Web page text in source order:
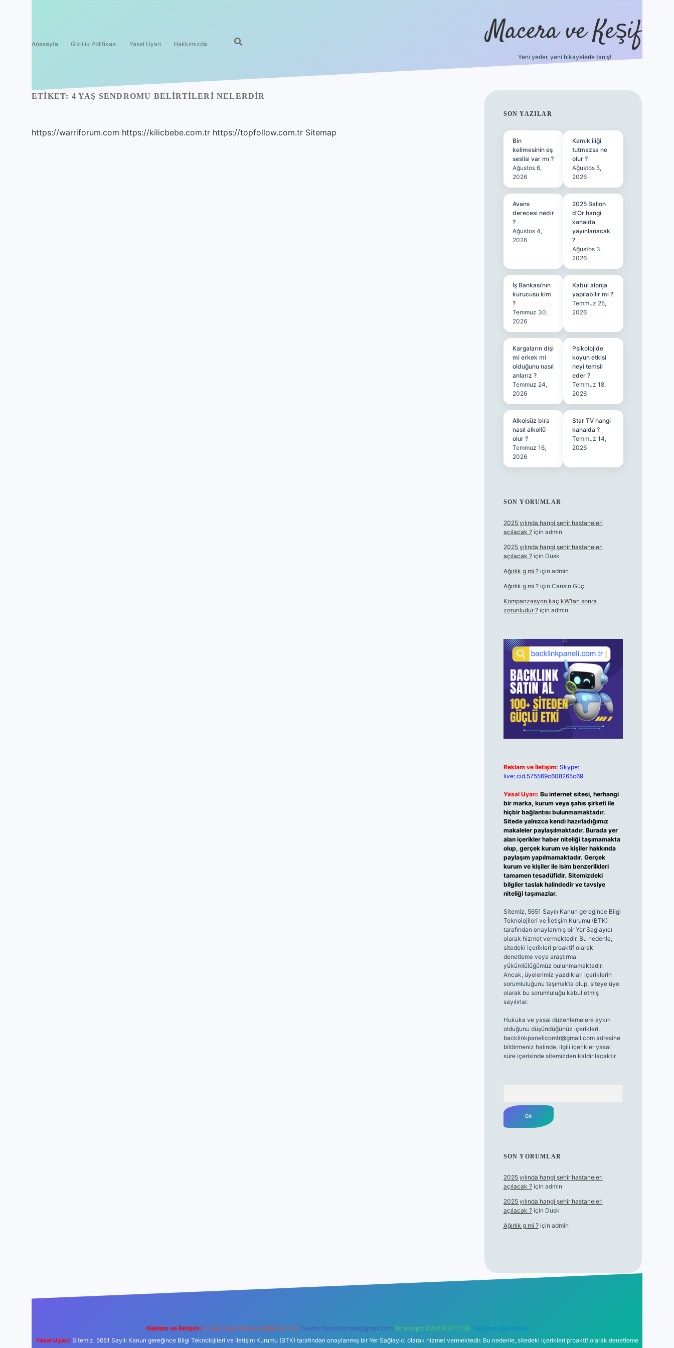
Anasayfa Gizlilik Politikası Yasal Uyarı Hakkımızda Macera ve Keşif
Yeni yerler, yeni hikayelerle tanış!
ETIKET: 4 YAŞ SENDROMU BELIRTILERI NELERDIR
https://warriforum.com https://kilicbebe.com.tr https://topfollow.com.tr Sitemap
SIDEBAR
SON YAZILAR
Bin
kelimesinin eş
seslisi var mı ?
Ağustos 6,
2026
Kemik iliği
tutmazsa ne
olur ?
Ağustos 5,
2026
Avans
derecesi nedir
?
Ağustos 4,
2026
2025 Ballon
d’Or hangi
kanalda
yayınlanacak
?
Ağustos 3,
2026
İş Bankası’nın
kurucusu kim
?
Temmuz 30,
2026
Kabul alonja
yapılabilir mi ?
Temmuz 25,
2026
Kargaların dişi
mi erkek mi
olduğunu nasıl
anlarız ?
Temmuz 24,
2026
Psikolojide
koyun etkisi
neyi temsil
eder ?
Temmuz 18,
2026
Alkolsüz bira
nasıl alkollü
olur ?
Temmuz 16,
2026
Star TV hangi
kanalda ?
Temmuz 14,
2026
SON YORUMLAR
2025 yılında hangi şehir hastaneleri
açılacak ?için admin
2025 yılında hangi şehir hastaneleri
açılacak ?için Dusk
Ağırlık g mi ?için admin
Ağırlık g mi ?için Cansın Güç
Kompanzasyon kaç kW’tan sonra
zorunludur ?için admin
Reklam ve İletişim: Skype:
live:.cid.575569c608265c69
Yasal Uyarı: Bu internet sitesi, herhangi
bir marka, kurum veya şahıs şirketi ile
hiçbir bağlantısı bulunmamaktadır.
Sitede yalnızca kendi hazırladığımız
makaleler paylaşılmaktadır. Burada yer
alan içerikler haber niteliği taşımamakta
olup, gerçek kurum ve kişiler hakkında
paylaşım yapılmamaktadır. Gerçek
kurum ve kişiler ile isim benzerlikleri
tamamen tesadüfidir. Sitemizdeki
bilgiler taslak halindedir ve tavsiye
niteliği taşımazlar.
Sitemiz, 5651 Sayılı Kanun gereğince Bilgi
Teknolojileri ve İletişim Kurumu (BTK)
tarafından onaylanmış bir Yer Sağlayıcı
olarak hizmet vermektedir. Bu nedenle,
sitedeki içerikleri proaktif olarak
denetleme veya araştırma
yükümlülüğümüz bulunmamaktadır.
Ancak, üyelerimiz yazdıkları içeriklerin
sorumluluğunu taşımakta olup, siteye üye
olarak bu sorumluluğu kabul etmiş
sayılırlar.
Hukuka ve yasal düzenlemelere aykırı
olduğunu düşündüğünüz içerikleri,
backlinkpanelicomtr@gmail.comadresine
bildirmeniz halinde, ilgili içerikler yasal
süre içerisinde sitemizden kaldırılacaktır.
SON YORUMLAR
2025 yılında hangi şehir hastaneleri
açılacak ?için admin
2025 yılında hangi şehir hastaneleri
açılacak ?için Dusk
Ağırlık g mi ?için admin
hiltonbet yeni giriş
Reklam ve İletişim: E-mail: backlinkpaneli@gmail.com Teams: forumhizmeti@gmail.com Whatsapp: 0262 606 0 726 Telegram: @karabul
Yasal Uyarı: Sitemiz, 5651 Sayılı Kanun gereğince Bilgi Teknolojileri ve İletişim Kurumu (BTK) tarafından onaylanmış bir Yer Sağlayıcı olarak hizmet vermektedir. Bu nedenle, sitedeki içerikleri proaktif olarak denetleme